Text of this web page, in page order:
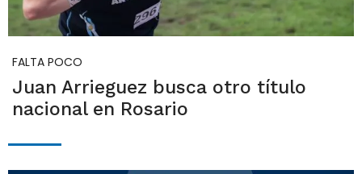
FALTA POCO
Juan Arrieguez busca otro título
nacional en Rosario